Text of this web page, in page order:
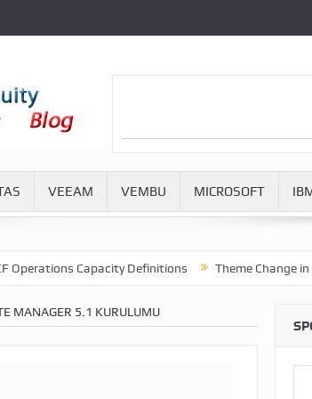
VEEAM VEMBU MICROSOFT
Definitions Theme Change in VMware Aria
MANAGER 5.1 KURULUMU